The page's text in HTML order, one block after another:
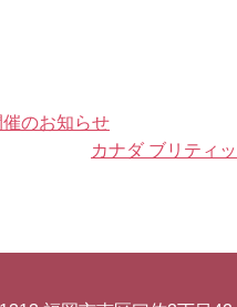
のお知らせ
カナダ ブリティ